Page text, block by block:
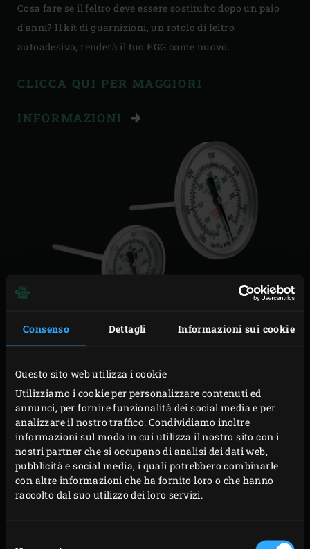
Consenso Dettagli Informazioni sui cookie
Questo sito web utilizza i cookie
Utilizziamo i cookie per personalizzare contenuti ed
annunci, per fornire funzionalità dei social media e per
analizzare il nostro traffico. Condividiamo inoltre
informazioni sul modo in cui utilizza il nostro sito con i
nostri partner che si occupano di analisi dei dati web,
pubblicità e social media, i quali potrebbero combinarle
con altre informazioni che ha fornito loro o che hanno
raccolto dal suo utilizzo dei loro servizi.
Cosa fare se il feltro deve essere sostituito dopo un paio
d’anni? Il kit di guarnizioni, un rotolo di feltro
autoadesivo, renderà il tuo EGG come nuovo.
CLICCA QUI PER MAGGIORI
INFORMAZIONI
LA CONOSCENZA È
POTERE | TEL-TRU
TEMPERATURE GAUGE
Durante la cottura si tratta di tecniche e temperature. La
temperatura iniziale del tuo prodotto e la massima
temperatura interna che ti dirà quando è quasi ora di
mangiare.
E non dimentichiamo la temperatura all’interno del tuo